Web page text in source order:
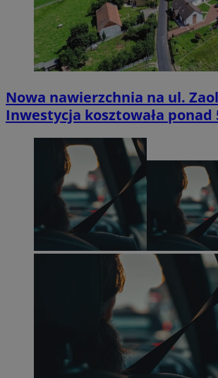
Nowa nawierzchnia na ul.
Inwestycja kosztowała ponad